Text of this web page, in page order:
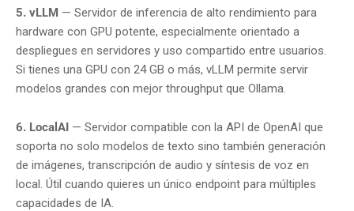
5. vLLM — Servidor de inferencia de alto rendimiento para
hardware con GPU potente, especialmente orientado a
despliegues en servidores y uso compartido entre usuarios.
Si tienes una GPU con 24 GB o más, vLLM permite servir
modelos grandes con mejor throughput que Ollama.
6. LocalAI — Servidor compatible con la API de OpenAI que
soporta no solo modelos de texto sino también generación
de imágenes, transcripción de audio y síntesis de voz en
local. Útil cuando quieres un único endpoint para múltiples
capacidades de IA.